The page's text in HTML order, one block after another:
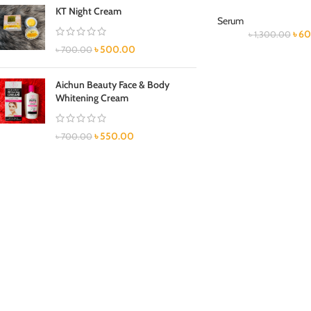
KT Night Cream
৳700.00 ৳500.00
Aichun Beauty Face & Body
Whitening Cream
৳700.00 ৳550.00
Serum
৳1,300.00 ৳